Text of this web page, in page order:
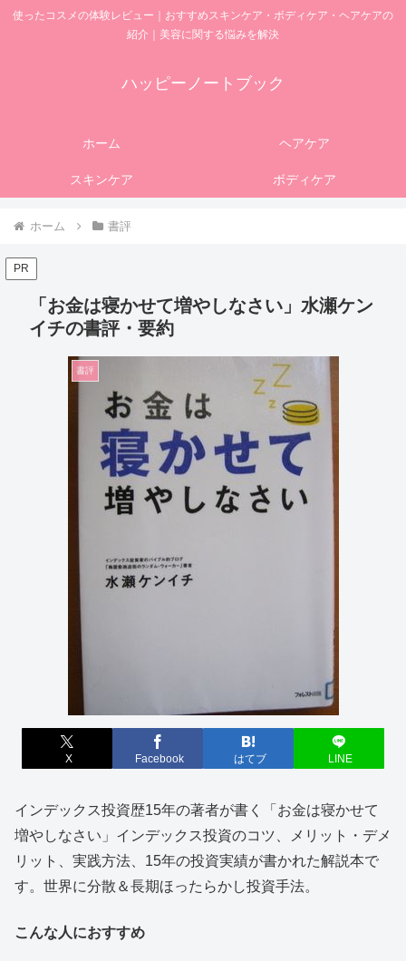
使ったコスメの体験レビュー｜おすすめスキンケア・ボディケア・ヘアケアの
紹介｜美容に関する悩みを解決
ハッピーノートブック
ホーム ヘアケア
スキンケア ボディケア
ホーム 書評
PR
「お金は寝かせて増やしなさい」水瀬ケン
イチの書評・要約
書評
X Facebook はてブ LINE
インデックス投資歴15年の著者が書く「お金は寝かせて
増やしなさい」インデックス投資のコツ、メリット・デメ
リット、実践方法、15年の投資実績が書かれた解説本で
す。世界に分散＆長期ほったらかし投資手法。
こんな人におすすめ